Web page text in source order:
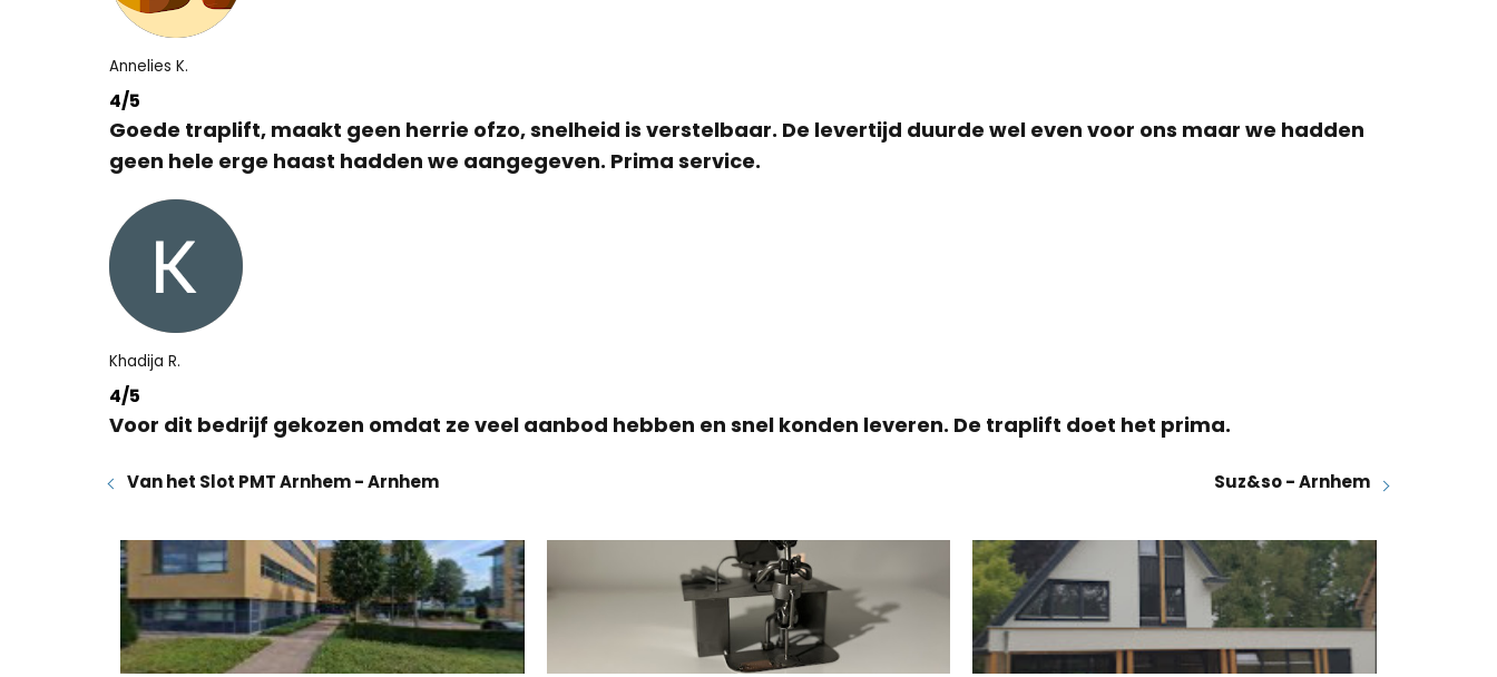
Annelies K.
4/5
Goede traplift, maakt geen herrie ofzo, snelheid is verstelbaar. De levertijd duurde wel even voor ons maar we hadden
geen hele erge haast hadden we aangegeven. Prima service.
Khadija R.
4/5
Voor dit bedrijf gekozen omdat ze veel aanbod hebben en snel konden leveren. De traplift doet het prima.
Van het Slot PMT Arnhem - Arnhem Suz&so - Arnhem